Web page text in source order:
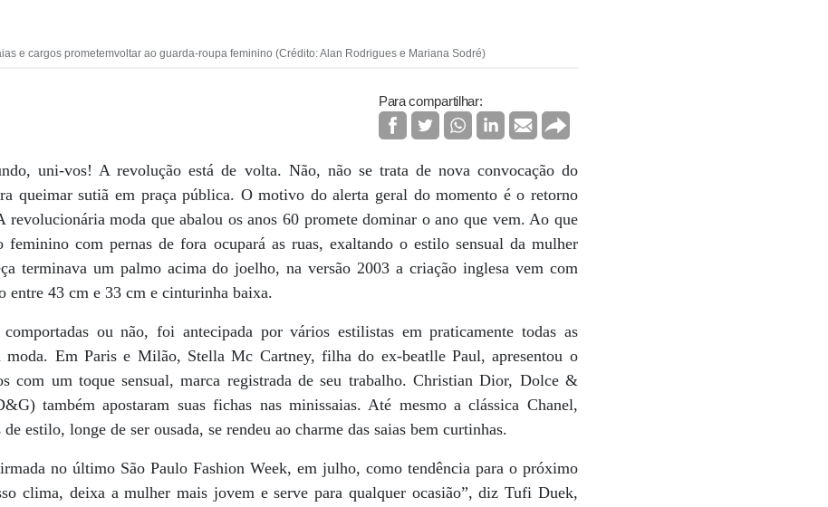
e cargos prometemvoltar ao guarda-roupa feminino (Crédito: Alan Rodrigues e Mariana Sodré)
Para compartilhar:
uni-vos! A revolução está de volta. Não, não se trata de nova convocação do
queimar sutiã em praça pública. O motivo do alerta geral do momento é o retorno
revolucionária moda que abalou os anos 60 promete dominar o ano que vem. Ao que
com pernas de fora ocupará as ruas, exaltando o estilo sensual da mulher
terminava um palmo acima do joelho, na versão 2003 a criação inglesa vem com
entre 43 cm e 33 cm e cinturinha baixa.
ou não, foi antecipada por vários estilistas em praticamente todas as
moda. Em Paris e Milão, Stella Mc Cartney, filha do ex-beatlle Paul, apresentou o
com um toque sensual, marca registrada de seu trabalho. Christian Dior, Dolce &
também apostaram suas fichas nas minissaias. Até mesmo a clássica Chanel,
estilo, longe de ser ousada, se rendeu ao charme das saias bem curtinhas.
no último São Paulo Fashion Week, em julho, como tendência para o próximo
clima, deixa a mulher mais jovem e serve para qualquer ocasião”, diz Tufi Duek,